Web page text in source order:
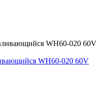
WH60-020 60V